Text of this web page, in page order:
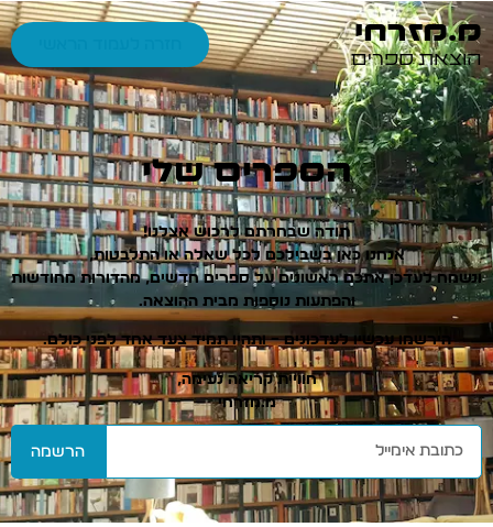
מ.מזרחי
הוצאת ספרים
הספרים שלי
תודה שבחרתם לרכוש אצלנו!
אנחנו כאן בשבילכם לכל שאלה או התלבטות,
ונשמח לעדכן אתכם ראשונים על ספרים חדשים, מהדורות מחודשות
והפתעות נוספות מבית ההוצאה.
הירשמו עכשיו לעדכונים – ותהיו תמיד צעד אחד לפני כולם.
חוויית קריאה נעימה,
מ.מזרחי
הרשמה